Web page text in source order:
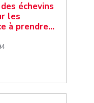
échevins
les
à prendre…